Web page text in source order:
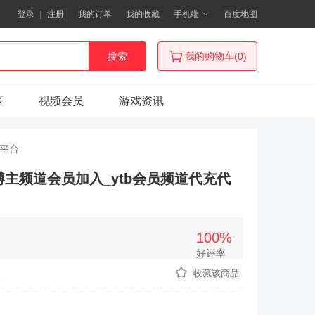
登录 ｜ 注册 我的订单 我的收藏 手机端 百度地图
搜索 我的购物车(0)
视频会员 游戏资讯
台
频道会员加入_ytb会员频道代充代
100%
好评率
收藏该商品